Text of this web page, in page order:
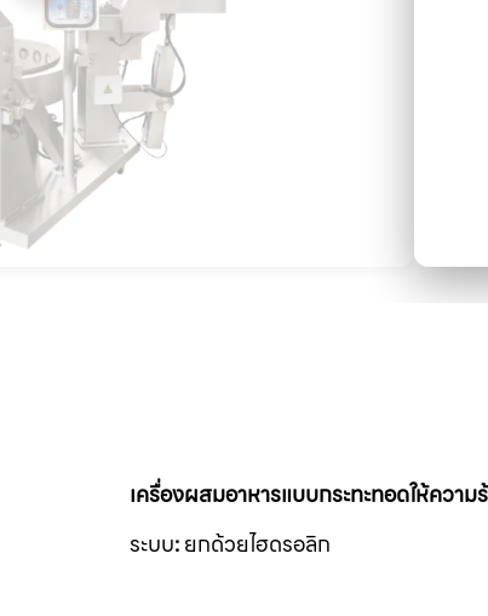
เครื่องผสมอาหารแบบกระทะทอดให้ควา
ระบบ:ยกด้วยไฮดรอลิก